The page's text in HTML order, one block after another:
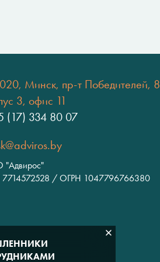
Минск, пр-т Победителей,
3, офис 11
(17) 334 80 07
/ ОГРН 1047796766380